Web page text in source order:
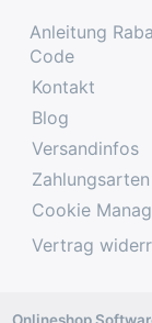
Anleitung
Code
Kontakt
Blog
Versandinfos
Zahlungsarten
Cookie
Vertrag